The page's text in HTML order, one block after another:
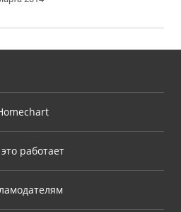
работает